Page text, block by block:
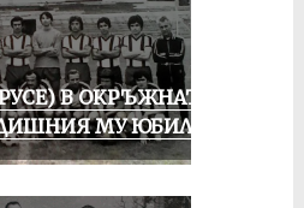
В ОКРЪЖНАТА
МУ ЮБИЛЕЙ